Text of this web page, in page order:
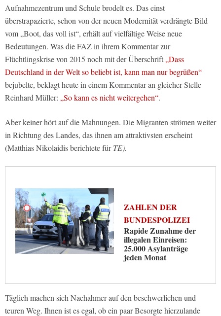
Aufnahmezentrum und Schule brodelt es. Das einst
überstrapazierte, schon von der neuen Modernität verdrängte Bild
vom „Boot, das voll ist“, erhält auf vielfältige Weise neue
Bedeutungen. Was die FAZ in ihrem Kommentar zur
Flüchtlingskrise von 2015 noch mit der Überschrift „Dass
Deutschland in der Welt so beliebt ist, kann man nur begrüßen“
bejubelte, beklagt heute in einem Kommentar an gleicher Stelle
Reinhard Müller: „So kann es nicht weitergehen“.
Aber keiner hört auf die Mahnungen. Die Migranten strömen weiter
in Richtung des Landes, das ihnen am attraktivsten erscheint
(Matthias Nikolaidis berichtete fürTE).
ZAHLEN DER
BUNDESPOLIZEI
Rapide Zunahme der
illegalen Einreisen:
25.000 Asylanträge
jeden Monat
Täglich machen sich Nachahmer auf den beschwerlichen und
teuren Weg. Ihnen ist es egal, ob ein paar Besorgte hierzulande